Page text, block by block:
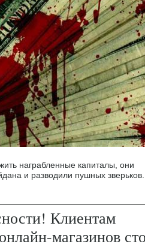
награбленные капиталы, они
и разводили пушных зверьков.
Клиентам
магазинов